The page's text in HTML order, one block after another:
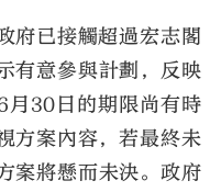
府已接觸超過宏志閣
有意參與計劃，反映
月30日的期限尚有時
方案內容，若最終未
案將懸而未決。政府